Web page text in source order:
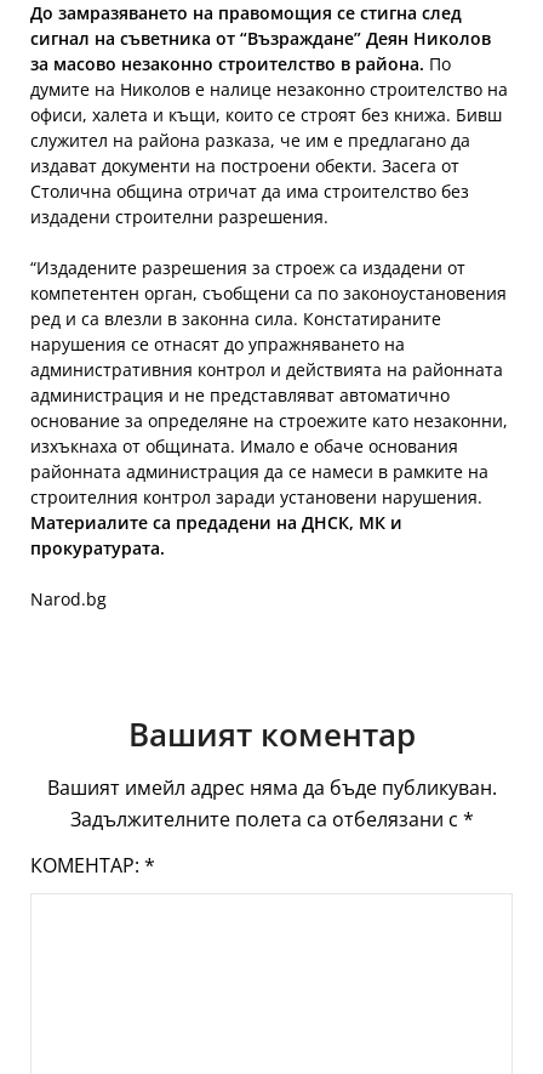
До замразяването на правомощия се стигна след
сигнал на съветника от “Възраждане” Деян Николов
за масово незаконно строителство в района. По
думите на Николов е налице незаконно строителство на
офиси, халета и къщи, които се строят без книжа. Бивш
служител на района разказа, че им е предлагано да
издават документи на построени обекти. Засега от
Столична община отричат да има строителство без
издадени строителни разрешения.
“Издадените разрешения за строеж са издадени от
компетентен орган, съобщени са по законоустановения
ред и са влезли в законна сила. Констатираните
нарушения се отнасят до упражняването на
административния контрол и действията на районната
администрация и не представляват автоматично
основание за определяне на строежите като незаконни,
изхъкнаха от общината. Имало е обаче основания
районната администрация да се намеси в рамките на
строителния контрол заради установени нарушения.
Материалите са предадени на ДНСК, МК и
прокуратурата.
Narod.bg
Вашият коментар
Вашият имейл адрес няма да бъде публикуван.
Задължителните полета са отбелязани с *
КОМЕНТАР: *